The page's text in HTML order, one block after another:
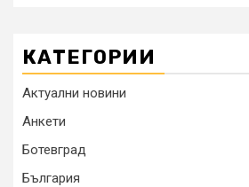
КАТЕГОРИИ
Актуални новини
Анкети
Ботевград
България